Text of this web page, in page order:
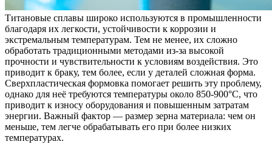
Титановые сплавы широко используются в промышленности
благодаря их легкости, устойчивости к коррозии и
экстремальным температурам. Тем не менее, их сложно
обработать традиционными методами из-за высокой
прочности и чувствительности к условиям воздействия. Это
приводит к браку, тем более, если у деталей сложная форма.
Сверхпластическая формовка помогает решить эту проблему,
однако для неё требуются температуры около 850-900°С, что
приводит к износу оборудования и повышенным затратам
энергии. Важный фактор — размер зерна материала: чем он
меньше, тем легче обрабатывать его при более низких
температурах.